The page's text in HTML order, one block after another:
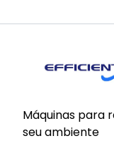
Máquinas para
seu ambiente